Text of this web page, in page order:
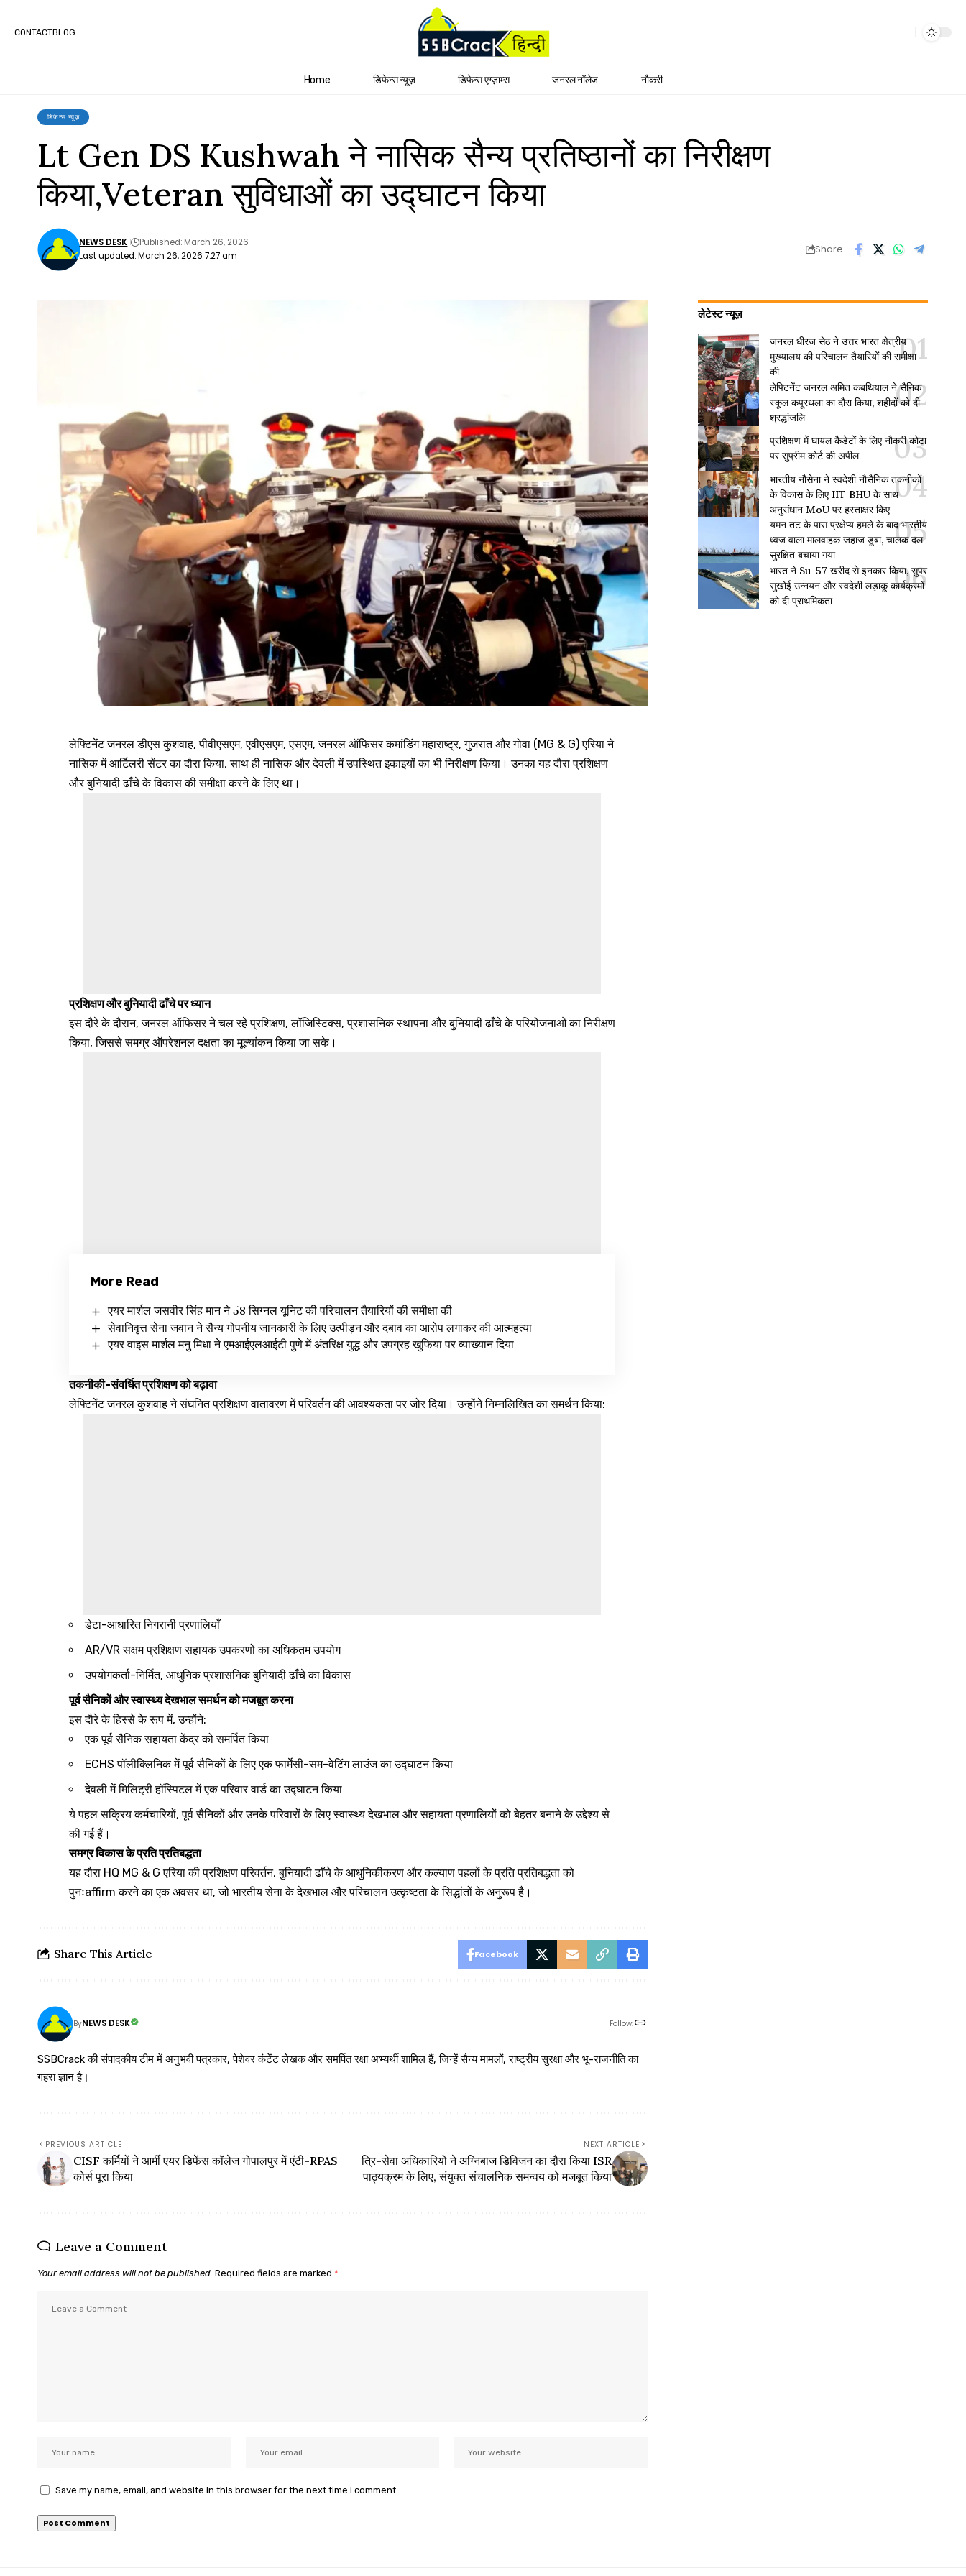
CONTACTBLOG
Home डिफेन्स न्यूज़ डिफेन्स एग्ज़ाम्स जनरल नॉलेज नौकरी
डिफेन्स न्यूज़
Lt Gen DS Kushwah ने नासिक सैन्य प्रतिष्ठानों का निरीक्षण
किया,Veteran सुविधाओं का उद्घाटन किया
Last updated: March 26, 2026 7:27 am
NEWS DESK Published: March 26, 2026
Share
लेफ्टिनेंट जनरल डीएस कुशवाह, पीवीएसएम, एवीएसएम, एसएम, जनरल ऑफिसर कमांडिंग महाराष्ट्र, गुजरात और गोवा (MG & G) एरिया ने
नासिक में आर्टिलरी सेंटर का दौरा किया, साथ ही नासिक और देवली में उपस्थित इकाइयों का भी निरीक्षण किया। उनका यह दौरा प्रशिक्षण
और बुनियादी ढाँचे के विकास की समीक्षा करने के लिए था।
प्रशिक्षण और बुनियादी ढाँचे पर ध्यान
इस दौरे के दौरान, जनरल ऑफिसर ने चल रहे प्रशिक्षण, लॉजिस्टिक्स, प्रशासनिक स्थापना और बुनियादी ढाँचे के परियोजनाओं का निरीक्षण
किया, जिससे समग्र ऑपरेशनल दक्षता का मूल्यांकन किया जा सके।
More Read
एयर मार्शल जसवीर सिंह मान ने 58 सिग्नल यूनिट की परिचालन तैयारियों की समीक्षा की
सेवानिवृत्त सेना जवान ने सैन्य गोपनीय जानकारी के लिए उत्पीड़न और दबाव का आरोप लगाकर की आत्महत्या
एयर वाइस मार्शल मनु मिधा ने एमआईएलआईटी पुणे में अंतरिक्ष युद्ध और उपग्रह खुफिया पर व्याख्यान दिया
तकनीकी-संवर्धित प्रशिक्षण को बढ़ावा
लेफ्टिनेंट जनरल कुशवाह ने संघनित प्रशिक्षण वातावरण में परिवर्तन की आवश्यकता पर जोर दिया। उन्होंने निम्नलिखित का समर्थन किया:
डेटा-आधारित निगरानी प्रणालियाँ
AR/VR सक्षम प्रशिक्षण सहायक उपकरणों का अधिकतम उपयोग
उपयोगकर्ता-निर्मित, आधुनिक प्रशासनिक बुनियादी ढाँचे का विकास
पूर्व सैनिकों और स्वास्थ्य देखभाल समर्थन को मजबूत करना
इस दौरे के हिस्से के रूप में, उन्होंने:
एक पूर्व सैनिक सहायता केंद्र को समर्पित किया
ECHS पॉलीक्लिनिक में पूर्व सैनिकों के लिए एक फार्मेसी-सम-वेटिंग लाउंज का उद्घाटन किया
देवली में मिलिट्री हॉस्पिटल में एक परिवार वार्ड का उद्घाटन किया
ये पहल सक्रिय कर्मचारियों, पूर्व सैनिकों और उनके परिवारों के लिए स्वास्थ्य देखभाल और सहायता प्रणालियों को बेहतर बनाने के उद्देश्य से
की गई हैं।
समग्र विकास के प्रति प्रतिबद्धता
यह दौरा HQ MG & G एरिया की प्रशिक्षण परिवर्तन, बुनियादी ढाँचे के आधुनिकीकरण और कल्याण पहलों के प्रति प्रतिबद्धता को
पुनःaffirm करने का एक अवसर था, जो भारतीय सेना के देखभाल और परिचालन उत्कृष्टता के सिद्धांतों के अनुरूप है।
Share This Article Facebook
ByNEWS DESK Follow:
SSBCrack की संपादकीय टीम में अनुभवी पत्रकार, पेशेवर कंटेंट लेखक और समर्पित रक्षा अभ्यर्थी शामिल हैं, जिन्हें सैन्य मामलों, राष्ट्रीय सुरक्षा और भू-राजनीति का
गहरा ज्ञान है।
PREVIOUS ARTICLE
CISF कर्मियों ने आर्मी एयर डिफेंस कॉलेज गोपालपुर में एंटी-RPAS
कोर्स पूरा किया
NEXT ARTICLE
त्रि-सेवा अधिकारियों ने अग्निबाज डिविजन का दौरा किया ISR
पाठ्यक्रम के लिए, संयुक्त संचालनिक समन्वय को मजबूत किया
Leave a Comment
Your email address will not be published. Required fields are marked *
Save my name, email, and website in this browser for the next time I comment.
लेटेस्ट न्यूज़
जनरल धीरज सेठ ने उत्तर भारत क्षेत्रीय
मुख्यालय की परिचालन तैयारियों की समीक्षा
की
लेफ्टिनेंट जनरल अमित कबथियाल ने सैनिक
स्कूल कपूरथला का दौरा किया, शहीदों को दी
श्रद्धांजलि
प्रशिक्षण में घायल कैडेटों के लिए नौकरी कोटा
पर सुप्रीम कोर्ट की अपील
भारतीय नौसेना ने स्वदेशी नौसैनिक तकनीकों
के विकास के लिए IIT BHU के साथ
अनुसंधान MoU पर हस्ताक्षर किए
यमन तट के पास प्रक्षेप्य हमले के बाद भारतीय
ध्वज वाला मालवाहक जहाज डूबा, चालक दल
सुरक्षित बचाया गया
भारत ने Su-57 खरीद से इनकार किया, सुपर
सुखोई उन्नयन और स्वदेशी लड़ाकू कार्यक्रमों
को दी प्राथमिकता